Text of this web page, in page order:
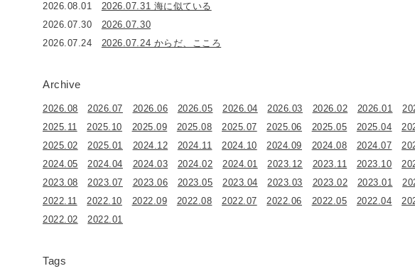
2026.08.01
2026.07.31 海に似ている
2026.07.30
2026.07.30
2026.07.24
2026.07.24 からだ、こころ
Archive
2026.08 2026.07 2026.06 2026.05 2026.04 2026.03 2026.02 2026.01
2025.11
2025.10 2025.09 2025.08 2025.07 2025.06 2025.05 2025.04
2025.02
2025.01 2024.12 2024.11 2024.10 2024.09 2024.08 2024.07
2024.05
2024.04 2024.03 2024.02 2024.01 2023.12 2023.11 2023.10
2023.08
2023.07 2023.06 2023.05 2023.04 2023.03 2023.02 2023.01
2022.11
2022.10 2022.09 2022.08 2022.07 2022.06 2022.05 2022.04
2022.02
2022.01
Tags